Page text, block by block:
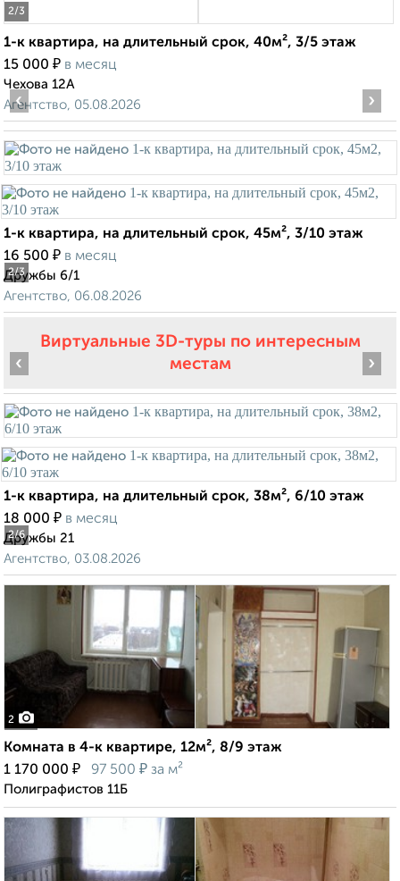
2/3
1-к квартира, на длительный срок, 40м², 3/5 этаж
15 000 ₽ в месяц
Чехова 12А
Агентство, 05.08.2026
2/3
‹ ›
1-к квартира, на длительный срок, 45м², 3/10 этаж
16 500 ₽ в месяц
Дружбы 6/1
Агентство, 06.08.2026
Виртуальные 3D-туры по интересным
местам
2/6
‹ ›
1-к квартира, на длительный срок, 38м², 6/10 этаж
18 000 ₽ в месяц
Дружбы 21
Агентство, 03.08.2026
2
Комната в 4-к квартире, 12м², 8/9 этаж
1 170 000 ₽ 97 500 ₽ за м²
Полиграфистов 11Б